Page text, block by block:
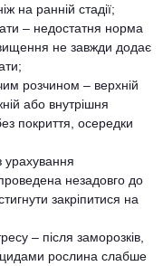
на ранній стадії;
– недостатня норма
не завжди додає
розчином – верхній
або внутрішня
покриття, осередки
незадовго до
закріпитися на
– після заморозків,
рослина слабше